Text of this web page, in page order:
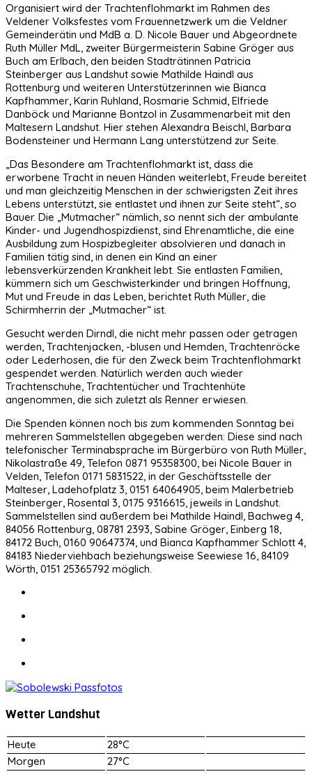
Organisiert wird der Trachtenflohmarkt im Rahmen des
Veldener Volksfestes vom Frauennetzwerk um die Veldner
Gemeinderätin und MdB a. D. Nicole Bauer und Abgeordnete
Ruth Müller MdL, zweiter Bürgermeisterin Sabine Gröger aus
Buch am Erlbach, den beiden Stadträtinnen Patricia
Steinberger aus Landshut sowie Mathilde Haindl aus
Rottenburg und weiteren Unterstützerinnen wie Bianca
Kapfhammer, Karin Ruhland, Rosmarie Schmid, Elfriede
Danböck und Marianne Bontzol in Zusammenarbeit mit den
Maltesern Landshut. Hier stehen Alexandra Beischl, Barbara
Bodensteiner und Hermann Lang unterstützend zur Seite.
„Das Besondere am Trachtenflohmarkt ist, dass die
erworbene Tracht in neuen Händen weiterlebt, Freude bereitet
und man gleichzeitig Menschen in der schwierigsten Zeit ihres
Lebens unterstützt, sie entlastet und ihnen zur Seite steht“, so
Bauer. Die „Mutmacher“ nämlich, so nennt sich der ambulante
Kinder- und Jugendhospizdienst, sind Ehrenamtliche, die eine
Ausbildung zum Hospizbegleiter absolvieren und danach in
Familien tätig sind, in denen ein Kind an einer
lebensverkürzenden Krankheit lebt. Sie entlasten Familien,
kümmern sich um Geschwisterkinder und bringen Hoffnung,
Mut und Freude in das Leben, berichtet Ruth Müller, die
Schirmherrin der „Mutmacher“ ist.
Gesucht werden Dirndl, die nicht mehr passen oder getragen
werden, Trachtenjacken, -blusen und Hemden, Trachtenröcke
oder Lederhosen, die für den Zweck beim Trachtenflohmarkt
gespendet werden. Natürlich werden auch wieder
Trachtenschuhe, Trachtentücher und Trachtenhüte
angenommen, die sich zuletzt als Renner erwiesen.
Die Spenden können noch bis zum kommenden Sonntag bei
mehreren Sammelstellen abgegeben werden: Diese sind nach
telefonischer Terminabsprache im Bürgerbüro von Ruth Müller,
Nikolastraße 49, Telefon 0871 95358300, bei Nicole Bauer in
Velden, Telefon 0171 5831522, in der Geschäftsstelle der
Malteser, Ladehofplatz 3, 0151 64064905, beim Malerbetrieb
Steinberger, Rosental 3, 0175 9316615, jeweils in Landshut.
Sammelstellen sind außerdem bei Mathilde Haindl, Bachweg 4,
84056 Rottenburg, 08781 2393, Sabine Gröger, Einberg 18,
84172 Buch, 0160 90647374, und Bianca Kapfhammer Schlott 4,
84183 Niederviehbach beziehungsweise Seewiese 16, 84109
Wörth, 0151 25365792 möglich.
Wetter Landshut
Heute
28°C
Morgen
27°C